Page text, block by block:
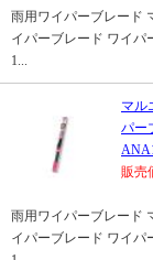
雨用ワイパーブレード
イパーブレード ワイパ
1...
マル
パー
販売
雨用ワイパーブレード
イパーブレード ワイパ